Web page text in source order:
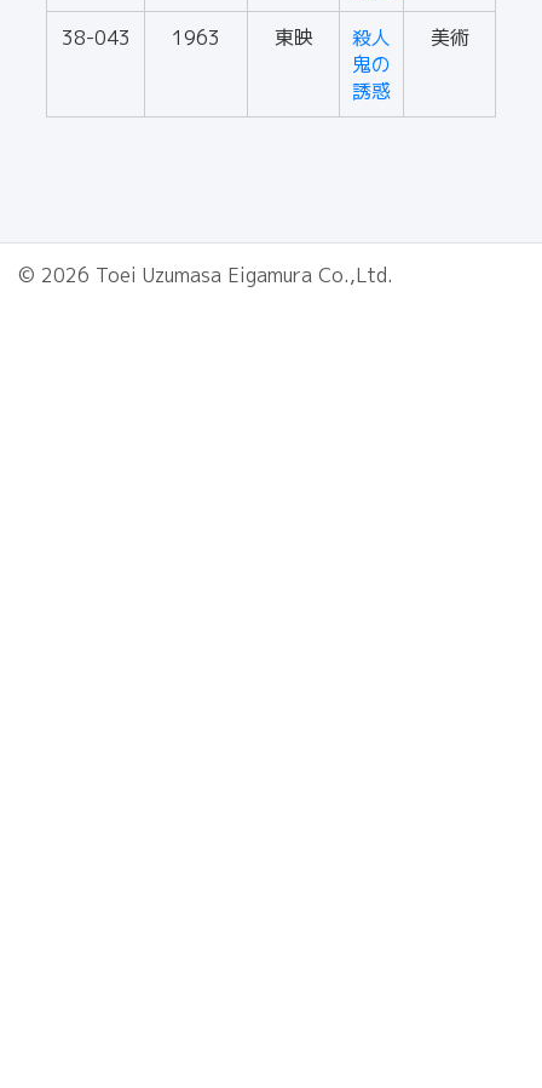
38-043 1963 東映
殺人
鬼の
誘惑
美術
© 2026 Toei Uzumasa Eigamura Co.,Ltd.